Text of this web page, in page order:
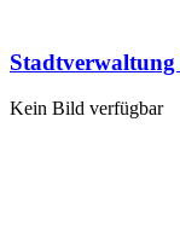
Kein Bild verfügbar